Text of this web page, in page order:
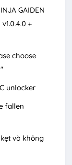
GAIDEN
+
choose
unlocker
fallen
kẹt và không